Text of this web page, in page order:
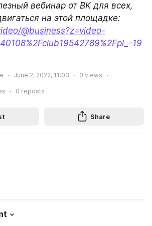
вебинар от ВК для всех,
@business?z=video-
19
June 2, 2022, 11:03 0 views
0 reposts
Share